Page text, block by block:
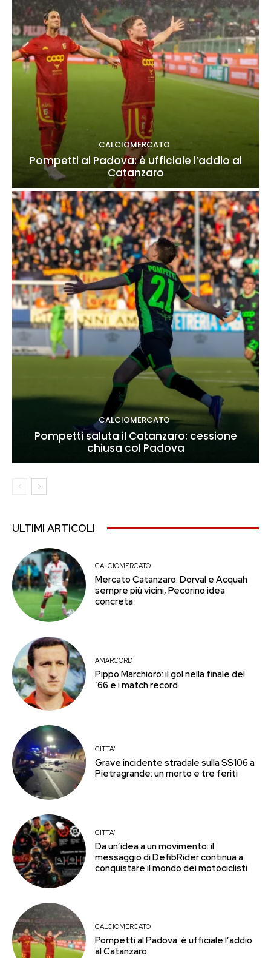
CALCIOMERCATO
Pompetti al Padova: è ufficiale l’addio al
Catanzaro
CALCIOMERCATO
Pompetti saluta il Catanzaro: cessione
chiusa col Padova
ULTIMI ARTICOLI
CALCIOMERCATO
Mercato Catanzaro: Dorval e Acquah
sempre più vicini, Pecorino idea
concreta
AMARCORD
Pippo Marchioro: il gol nella finale del
’66 e i match record
CITTA'
Grave incidente stradale sulla SS106 a
Pietragrande: un morto e tre feriti
CITTA'
Da un’idea a un movimento: il
messaggio di DefibRider continua a
conquistare il mondo dei motociclisti
CALCIOMERCATO
Pompetti al Padova: è ufficiale l’addio
al Catanzaro